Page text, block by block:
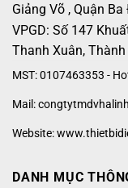
Giảng Võ , Quận
VPGD: Số 147
Thanh Xuân,
MST: 0107463353 -
Mail:
Website:
DANH MỤC